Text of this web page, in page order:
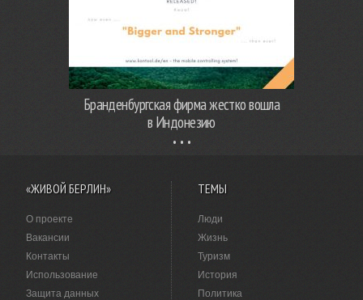
Бранденбургская фирма жестко вошла
в Индонезию
«ЖИВОЙ БЕРЛИН»
О проекте
Вакансии
Контакты
Использование
Защита данных
ТЕМЫ
Люди
Жизнь
Туризм
История
Политика